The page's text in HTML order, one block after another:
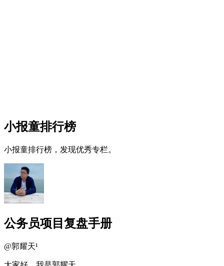
小报童排行榜
小报童排行榜，发现优秀专栏。
公务员项目复盘手册
@郭耀天¹